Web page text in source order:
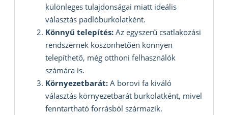
különleges tulajdonságai miatt ideális
választás padlóburkolatként.
Könnyű telepítés: Az egyszerű csatlakozási
rendszernek köszönhetően könnyen
telepíthető, még otthoni felhasználók
számára is.
Környezetbarát: A borovi fa kiváló
választás környezetbarát burkolatként, mivel
fenntartható forrásból származik.